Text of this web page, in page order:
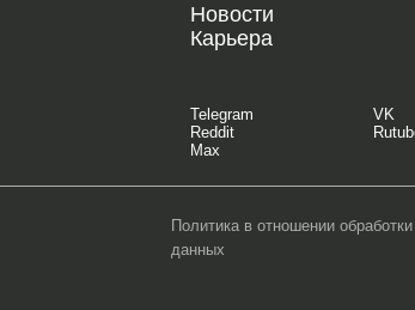
Новости
Карьера
Telegram VK
Reddit
Max
Политика в отношении
данных